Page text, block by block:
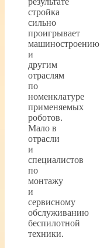
стройка
сильно
проигрывает
машиностроению
и
другим
отраслям
по
номенклатуре
применяемых
роботов.
Мало в
отрасли
и
специалистов
по
монтажу
и
сервисному
обслуживанию
беспилотной
техники.